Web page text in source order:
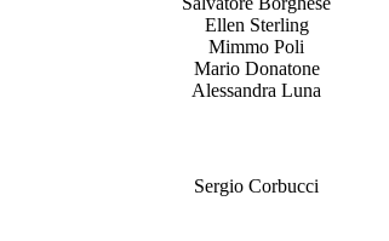
Ellen Sterling
Mimmo Poli
Mario Donatone
Alessandra Luna
Sergio Corbucci